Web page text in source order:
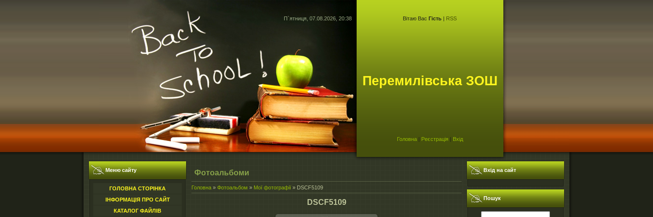
П`ятниця, 07.08.2026, 20:38 Вітаю Вас Гість | RSS
Перемилівська ЗОШ
Головна| Реєстрація | Вхід
Меню сайту
ГОЛОВНА СТОРІНКА
ІНФОРМАЦІЯ ПРО САЙТ
КАТАЛОГ ФАЙЛІВ
Фотоальбоми
Головна » Фотоальбом » Мої фотографії » DSCF5109
DSCF5109
Вхід на сайт
Пошук